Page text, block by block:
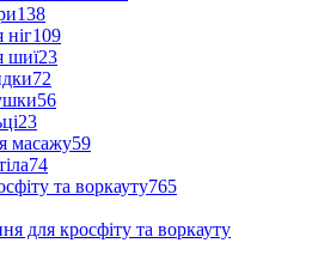
138
109
шиї23
72
56
23
масажу59
74
та воркауту765
для кросфіту та воркауту